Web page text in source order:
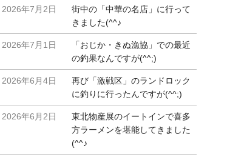
2026年7月2日
街中の「中華の名店」に行って
きました(^^♪
2026年7月1日
「おじか・きぬ漁協」での最近
の釣果なんですが(^^;)
2026年6月4日
再び「激戦区」のランドロック
に釣りに行ったんですが(^^;)
2026年6月2日
東北物産展のイートインで喜多
方ラーメンを堪能してきました
(^^♪